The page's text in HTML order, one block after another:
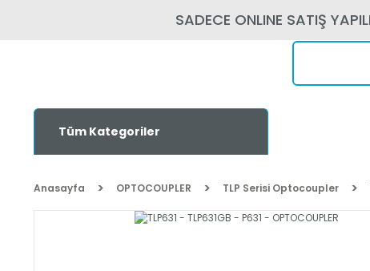
SADECE ONLINE SATIŞ
Tüm Kategoriler
Anasayfa OPTOCOUPLER TLP Serisi Optocoupler